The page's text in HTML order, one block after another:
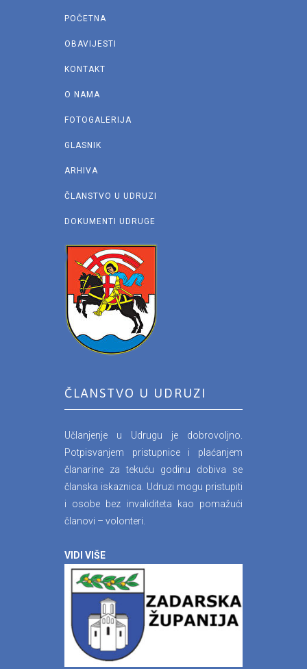
POČETNA
OBAVIJESTI
KONTAKT
O NAMA
FOTOGALERIJA
GLASNIK
ARHIVA
ČLANSTVO U UDRUZI
DOKUMENTI UDRUGE
ČLANSTVO U UDRUZI
Učlanjenje u Udrugu je dobrovoljno.
Potpisvanjem pristupnice i plaćanjem
članarine za tekuću godinu dobiva se
članska iskaznica. Udruzi mogu pristupiti
i osobe bez invaliditeta kao pomažući
članovi – volonteri.
VIDI VIŠE